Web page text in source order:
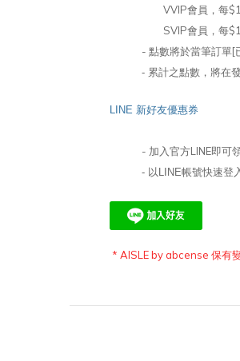
VVIP會員， 每
SVIP會員， 每
- 點數將於當筆訂單[
- 累計之點數，將在
LINE 新好友優惠券
- 加入官方LINE即可
- 以LINE帳號快速登
* AISLE by abcense 保有